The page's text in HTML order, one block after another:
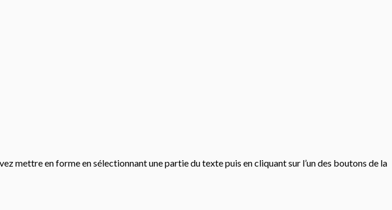
mettre en forme en sélectionnant une partie du texte puis en cliquant sur l’un des boutons de la